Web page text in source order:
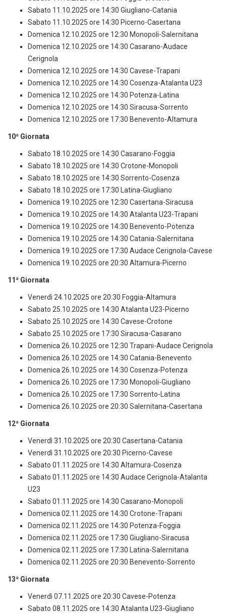
Sabato 11.10.2025 ore 14:30 Giugliano-Catania
Sabato 11.10.2025 ore 14:30 Picerno-Casertana
Domenica 12.10.2025 ore 12:30 Monopoli-Salernitana
Domenica 12.10.2025 ore 14:30 Casarano-Audace
Cerignola
Domenica 12.10.2025 ore 14:30 Cavese-Trapani
Domenica 12.10.2025 ore 14:30 Cosenza-Atalanta U23
Domenica 12.10.2025 ore 14:30 Potenza-Latina
Domenica 12.10.2025 ore 14:30 Siracusa-Sorrento
Domenica 12.10.2025 ore 17:30 Benevento-Altamura
10ª Giornata
Sabato 18.10.2025 ore 14:30 Casarano-Foggia
Sabato 18.10.2025 ore 14:30 Crotone-Monopoli
Sabato 18.10.2025 ore 14:30 Sorrento-Cosenza
Sabato 18.10.2025 ore 17:30 Latina-Giugliano
Domenica 19.10.2025 ore 12:30 Casertana-Siracusa
Domenica 19.10.2025 ore 14:30 Atalanta U23-Trapani
Domenica 19.10.2025 ore 14:30 Benevento-Potenza
Domenica 19.10.2025 ore 14:30 Catania-Salernitana
Domenica 19.10.2025 ore 17:30 Audace Cerignola-Cavese
Domenica 19.10.2025 ore 20:30 Altamura-Picerno
11ª Giornata
Venerdì 24.10.2025 ore 20:30 Foggia-Altamura
Sabato 25.10.2025 ore 14:30 Atalanta U23-Picerno
Sabato 25.10.2025 ore 14:30 Cavese-Crotone
Sabato 25.10.2025 ore 17:30 Siracusa-Casarano
Domenica 26.10.2025 ore 12:30 Trapani-Audace Cerignola
Domenica 26.10.2025 ore 14:30 Catania-Benevento
Domenica 26.10.2025 ore 14:30 Cosenza-Potenza
Domenica 26.10.2025 ore 17:30 Monopoli-Giugliano
Domenica 26.10.2025 ore 17:30 Sorrento-Latina
Domenica 26.10.2025 ore 20:30 Salernitana-Casertana
12ª Giornata
Venerdì 31.10.2025 ore 20:30 Casertana-Catania
Venerdì 31.10.2025 ore 20:30 Picerno-Cavese
Sabato 01.11.2025 ore 14:30 Altamura-Cosenza
Sabato 01.11.2025 ore 14:30 Audace Cerignola-Atalanta
U23
Sabato 01.11.2025 ore 14:30 Casarano-Monopoli
Domenica 02.11.2025 ore 14:30 Crotone-Trapani
Domenica 02.11.2025 ore 14:30 Potenza-Foggia
Domenica 02.11.2025 ore 17:30 Giugliano-Siracusa
Domenica 02.11.2025 ore 17:30 Latina-Salernitana
Domenica 02.11.2025 ore 20:30 Benevento-Sorrento
13ª Giornata
Venerdì 07.11.2025 ore 20:30 Cavese-Potenza
Sabato 08.11.2025 ore 14:30 Atalanta U23-Giugliano